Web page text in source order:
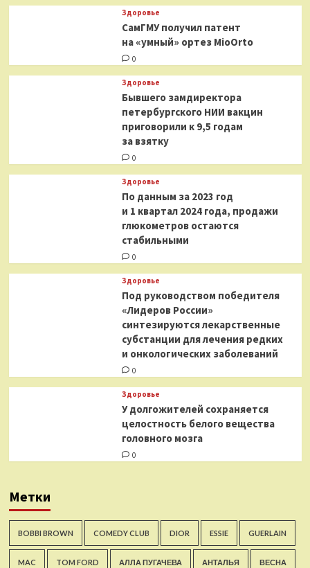
Здоровье
СамГМУ получил патент
на «умный» ортез MioOrto
0
Здоровье
Бывшего замдиректора
петербургского НИИ вакцин
приговорили к 9,5 годам
за взятку
0
Здоровье
По данным за 2023 год
и 1 квартал 2024 года, продажи
глюкометров остаются
стабильными
0
Здоровье
Под руководством победителя
«Лидеров России»
синтезируются лекарственные
субстанции для лечения редких
и онкологических заболеваний
0
Здоровье
У долгожителей сохраняется
целостность белого вещества
головного мозга
0
Метки
BOBBI BROWN COMEDY CLUB DIOR ESSIE GUERLAIN
MAC TOM FORD АЛЛА ПУГАЧЕВА АНТАЛЬЯ ВЕСНА